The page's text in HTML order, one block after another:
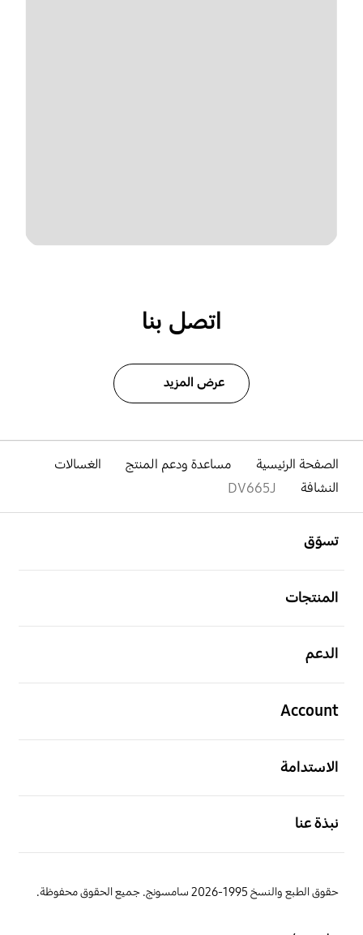
اتصل بنا
عرض المزيد
الصفحة الرئيسية مساعدة ودعم المنتج
الغسالات
النشافة
DV665J
تسوّق
المنتجات
الدعم
Account
الاستدامة
نبذة عنا
حقوق الطبع والنسخ 1995-2026 سامسونج. جميع الحقوق محفوظة.